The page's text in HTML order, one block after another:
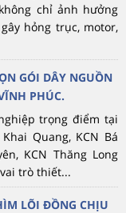
chỉ ảnh hưởng
hỏng trục, motor,
GÓI DÂY NGUỒN
PHÚC.
trọng điểm tại
Quang, KCN Bá
KCN Thăng Long
trò thiết...
LÕI ĐỒNG CHỊU